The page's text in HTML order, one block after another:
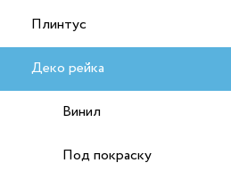
Плинтус
Деко рейка
Винил
Под покраску